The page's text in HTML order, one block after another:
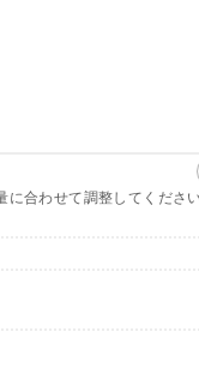
合わせて調整してください